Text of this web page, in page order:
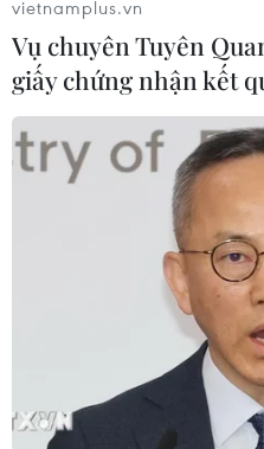
Israel cấp phép xây
mới ở Đông
Theo người phát ngôn
Sprung, các kế hoạch xây
phê chuẩn từ năm 2012 và
"các chi tiết kỹ thuật về
vietnamplus.vn
Vụ chuyên Tuyên
giấy chứng nhận kết